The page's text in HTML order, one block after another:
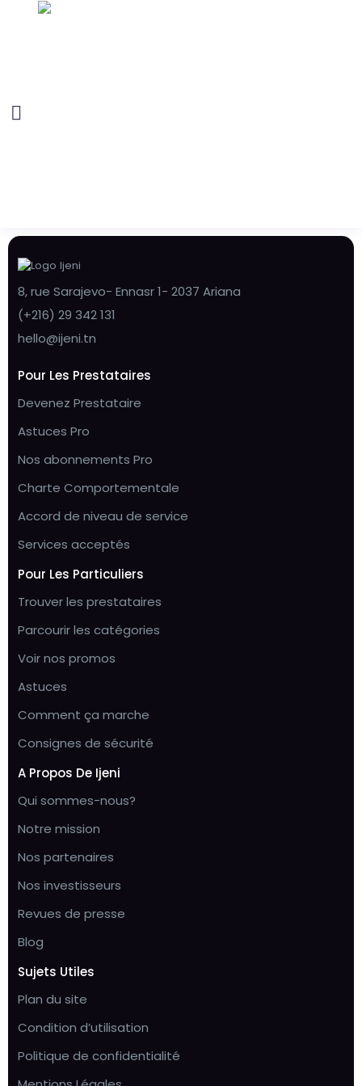
8, rue Sarajevo- Ennasr 1- 2037 Ariana
(+216) 29 342 131
hello@ijeni.tn
Pour Les Prestataires
Devenez Prestataire
Astuces Pro
Nos abonnements Pro
Charte Comportementale
Accord de niveau de service
Services acceptés
Pour Les Particuliers
Trouver les prestataires
Parcourir les catégories
Voir nos promos
Astuces
Comment ça marche
Consignes de sécurité
A Propos De Ijeni
Qui sommes-nous?
Notre mission
Nos partenaires
Nos investisseurs
Revues de presse
Blog
Sujets Utiles
Plan du site
Condition d’utilisation
Politique de confidentialité